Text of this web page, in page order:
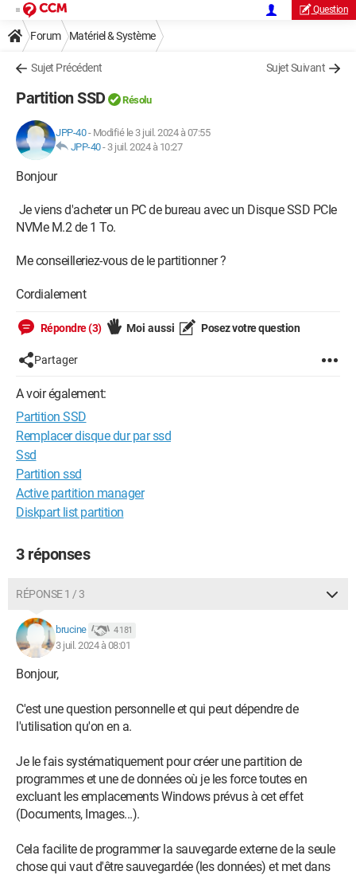
Question
Forum Matériel & Système
Sujet Précédent Sujet Suivant
Partition SSD Résolu
JPP-40- Modifié le 3 juil. 2024 à 07:55
JPP-40- 3 juil. 2024 à 10:27
Bonjour
Je viens d'acheter un PC de bureau avec un Disque SSD PCIe
NVMe M.2 de 1 To.
Me conseilleriez-vous de le partitionner ?
Cordialement
Répondre (3) Moi aussi Posez votre question
Partager
A voir également:
Partition SSD
Remplacer disque dur par ssd
Ssd
Partition ssd
Active partition manager
Diskpart list partition
3 réponses
RÉPONSE 1 / 3
brucine 4 181
3 juil. 2024 à 08:01
Bonjour,
C'est une question personnelle et qui peut dépendre de
l'utilisation qu'on en a.
Je le fais systématiquement pour créer une partition de
programmes et une de données où je les force toutes en
excluant les emplacements Windows prévus à cet effet
(Documents, Images...).
Cela facilite de programmer la sauvegarde externe de la seule
chose qui vaut d'être sauvegardée (les données) et met dans